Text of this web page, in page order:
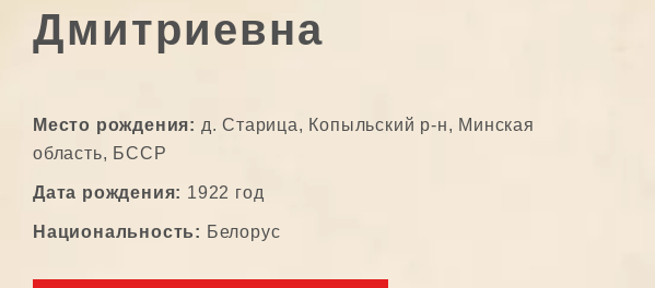
Дмитриевна
Место рождения: д. Старица, Копыльский р-н, Минская
область, БССР
Дата рождения: 1922 год
Национальность: Белорус